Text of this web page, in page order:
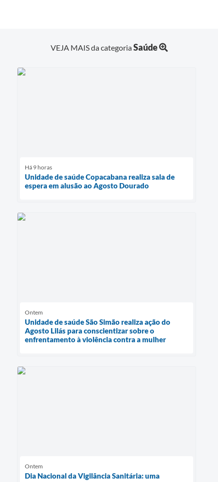
VEJA MAIS da categoriaSaúde
Há 9 horas
Unidade de saúde Copacabana realiza sala de
espera em alusão ao Agosto Dourado
Ontem
Unidade de saúde São Simão realiza ação do
Agosto Lilás para conscientizar sobre o
enfrentamento à violência contra a mulher
Ontem
Dia Nacional da Vigilância Sanitária: uma